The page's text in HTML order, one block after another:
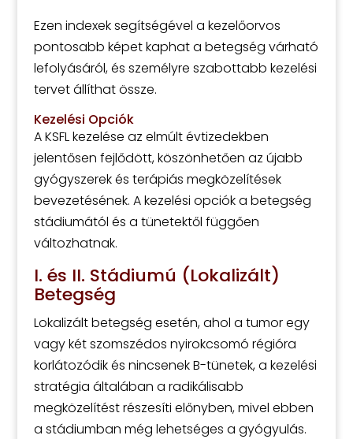
Ezen indexek segítségével a kezelőorvos
pontosabb képet kaphat a betegség várható
lefolyásáról, és személyre szabottabb kezelési
tervet állíthat össze.
Kezelési Opciók
A KSFL kezelése az elmúlt évtizedekben
jelentősen fejlődött, köszönhetően az újabb
gyógyszerek és terápiás megközelítések
bevezetésének. A kezelési opciók a betegség
stádiumától és a tünetektől függően
változhatnak.
I. és II. Stádiumú (Lokalizált)
Betegség
Lokalizált betegség esetén, ahol a tumor egy
vagy két szomszédos nyirokcsomó régióra
korlátozódik és nincsenek B-tünetek, a kezelési
stratégia általában a radikálisabb
megközelítést részesíti előnyben, mivel ebben
a stádiumban még lehetséges a gyógyulás.